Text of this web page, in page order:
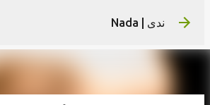
التخطي إلى المحتوى ندى | Nada